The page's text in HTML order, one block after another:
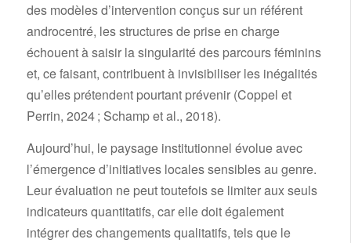
des modèles d’intervention conçus sur un référent
androcentré, les structures de prise en charge
échouent à saisir la singularité des parcours féminins
et, ce faisant, contribuent à invisibiliser les inégalités
qu’elles prétendent pourtant prévenir (Coppel et
Perrin, 2024 ; Schamp et al., 2018).
Aujourd’hui, le paysage institutionnel évolue avec
l’émergence d’initiatives locales sensibles au genre.
Leur évaluation ne peut toutefois se limiter aux seuls
indicateurs quantitatifs, car elle doit également
intégrer des changements qualitatifs, tels que le